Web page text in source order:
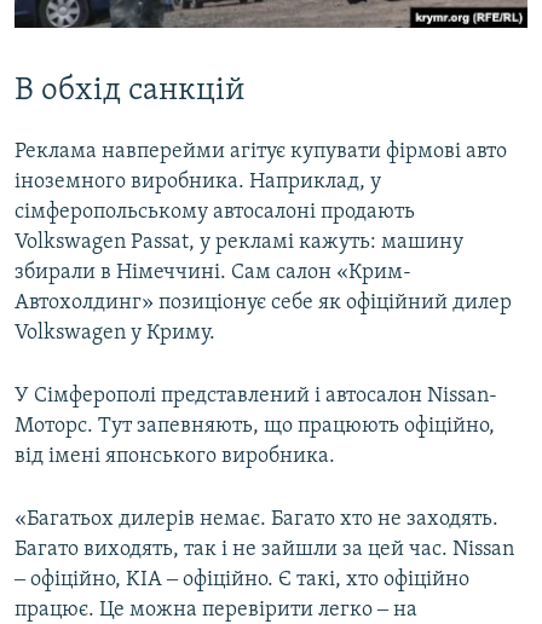
В обхід санкцій
Реклама навперейми агітує купувати фірмові авто
іноземного виробника. Наприклад, у
сімферопольському автосалоні продають
Volkswagen Passat, у рекламі кажуть: машину
збирали в Німеччині. Сам салон «Крим-
Автохолдинг» позиціонує себе як офіційний дилер
Volkswagen у Криму.
У Сімферополі представлений і автосалон Nissan-
Моторс. Тут запевняють, що працюють офіційно,
від імені японського виробника.
«Багатьох дилерів немає. Багато хто не заходять.
Багато виходять, так і не зайшли за цей час. Nissan
‒ офіційно, KIA ‒ офіційно. Є такі, хто офіційно
працює. Це можна перевірити легко ‒ на